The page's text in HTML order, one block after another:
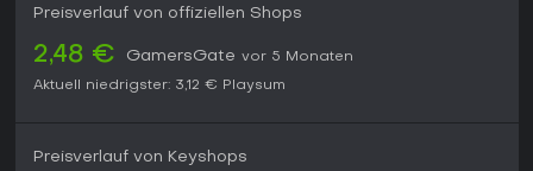
Preisverlauf von offiziellen Shops
2,48 € GamersGate vor 5 Monaten
Aktuell niedrigster: 3,12 € Playsum
Preisverlauf von Keyshops